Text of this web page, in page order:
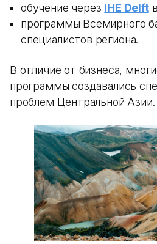
обучение через IHE Delft
программы Всемирного
специалистов региона.
В отличие от бизнеса,
программы создавались
проблем Центральной Азии.